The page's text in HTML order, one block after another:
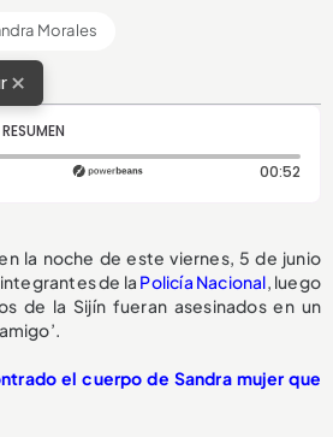
Morales
×
transcurrido: 0 segundos 00:52
la noche de este viernes, 5 de junio
de la Policía Nacional, luego
de la Sijín fueran asesinados en un
el cuerpo de Sandra mujer que